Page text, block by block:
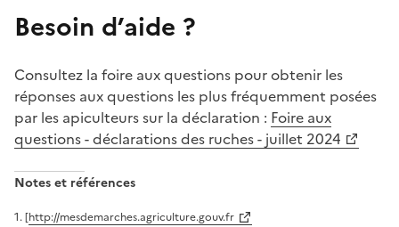
Besoin d’aide ?
Consultez la foire aux questions pour obtenir les
réponses aux questions les plus fréquemment posées
par les apiculteurs sur la déclaration : Foire aux
questions - déclarations des ruches - juillet 2024
Notes et références
1.[http://mesdemarches.agriculture.gouv.fr